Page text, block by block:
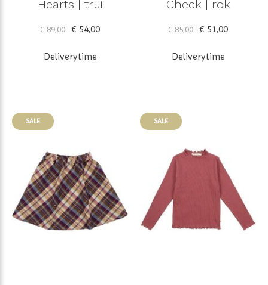
Hearts | trui
€ 89,00 € 54,00
Deliverytime
Check | rok
€ 85,00 € 51,00
Deliverytime
SALE SALE